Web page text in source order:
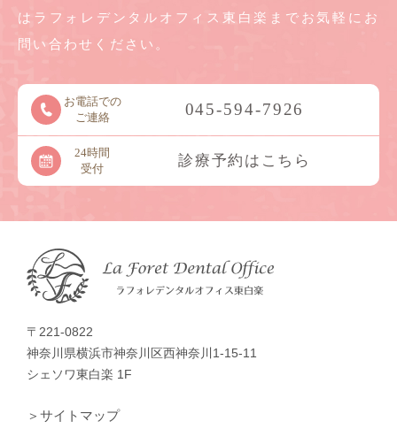
は ラフォレデンタルオフィス東白楽までお気軽に お
問い合わせください。
お電話での
ご連絡
045-594-7926
24時間
受付
診療予約はこちら
〒221-0822
神奈川県横浜市神奈川区西神奈川1-15-11
シェソワ東白楽 1F
＞サイトマップ